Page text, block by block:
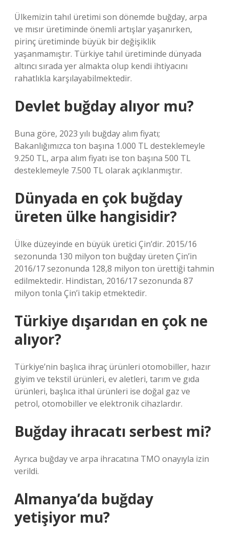
Ülkemizin tahıl üretimi son dönemde buğday, arpa
ve mısır üretiminde önemli artışlar yaşanırken,
pirinç üretiminde büyük bir değişiklik
yaşanmamıştır. Türkiye tahıl üretiminde dünyada
altıncı sırada yer almakta olup kendi ihtiyacını
rahatlıkla karşılayabilmektedir.
Devlet buğday alıyor mu?
Buna göre, 2023 yılı buğday alım fiyatı;
Bakanlığımızca ton başına 1.000 TL desteklemeyle
9.250 TL, arpa alım fiyatı ise ton başına 500 TL
desteklemeyle 7.500 TL olarak açıklanmıştır.
Dünyada en çok buğday
üreten ülke hangisidir?
Ülke düzeyinde en büyük üretici Çin’dir. 2015/16
sezonunda 130 milyon ton buğday üreten Çin’in
2016/17 sezonunda 128,8 milyon ton ürettiği tahmin
edilmektedir. Hindistan, 2016/17 sezonunda 87
milyon tonla Çin’i takip etmektedir.
Türkiye dışarıdan en çok ne
alıyor?
Türkiye’nin başlıca ihraç ürünleri otomobiller, hazır
giyim ve tekstil ürünleri, ev aletleri, tarım ve gıda
ürünleri, başlıca ithal ürünleri ise doğal gaz ve
petrol, otomobiller ve elektronik cihazlardır.
Buğday ihracatı serbest mi?
Ayrıca buğday ve arpa ihracatına TMO onayıyla izin
verildi.
Almanya’da buğday
yetişiyor mu?